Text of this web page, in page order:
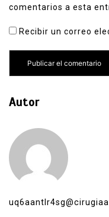
comentarios a esta
Recibir un correo
Autor